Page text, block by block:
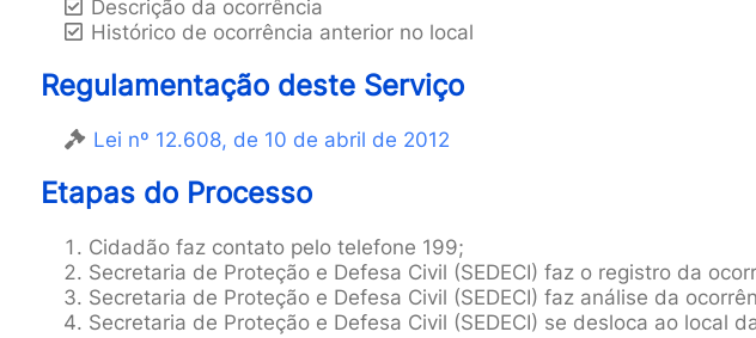
Descrição da ocorrência
Histórico de ocorrência anterior no local
Regulamentação deste Serviço
Lei nº 12.608, de 10 de abril de 2012
Etapas do Processo
Cidadão faz contato pelo telefone 199;
Secretaria de Proteção e Defesa Civil (SEDECI) faz o registro da
Secretaria de Proteção e Defesa Civil (SEDECI) faz análise da
Secretaria de Proteção e Defesa Civil (SEDECI) se desloca ao local